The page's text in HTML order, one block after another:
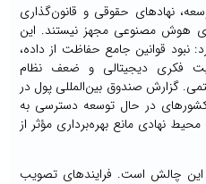
نهادهای حقوقی و قانون‌گذاری
هوش مصنوعی مجهز نیستند. این
قوانین جامع حفاظت از داده،
فکری دیجیتالی و ضعف نظام
گزارش صندوق بین‌المللی پول در
اگر کشورهای در حال توسعه دسترسی به
نهادی مانع بهره‌برداری مؤثر از
این چالش است. فرایندهای تصویب